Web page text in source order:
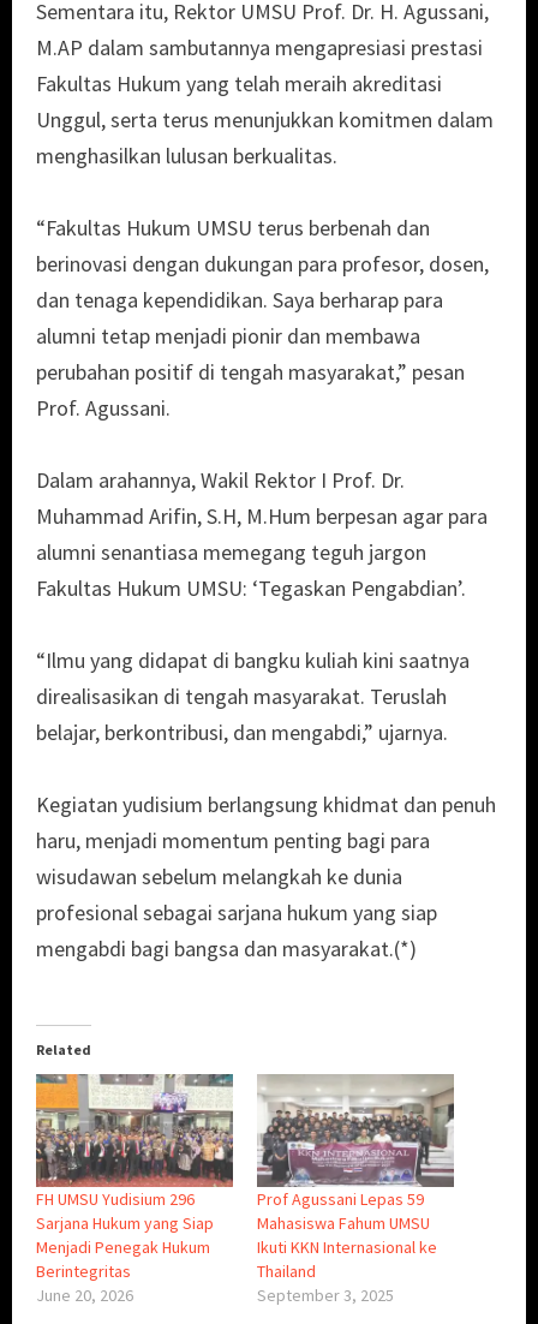
Sementara itu, Rektor UMSU Prof. Dr. H. Agussani,
M.AP dalam sambutannya mengapresiasi prestasi
Fakultas Hukum yang telah meraih akreditasi
Unggul, serta terus menunjukkan komitmen dalam
menghasilkan lulusan berkualitas.
“Fakultas Hukum UMSU terus berbenah dan
berinovasi dengan dukungan para profesor, dosen,
dan tenaga kependidikan. Saya berharap para
alumni tetap menjadi pionir dan membawa
perubahan positif di tengah masyarakat,” pesan
Prof. Agussani.
Dalam arahannya, Wakil Rektor I Prof. Dr.
Muhammad Arifin, S.H, M.Hum berpesan agar para
alumni senantiasa memegang teguh jargon
Fakultas Hukum UMSU: ‘Tegaskan Pengabdian’.
“Ilmu yang didapat di bangku kuliah kini saatnya
direalisasikan di tengah masyarakat. Teruslah
belajar, berkontribusi, dan mengabdi,” ujarnya.
Kegiatan yudisium berlangsung khidmat dan penuh
haru, menjadi momentum penting bagi para
wisudawan sebelum melangkah ke dunia
profesional sebagai sarjana hukum yang siap
mengabdi bagi bangsa dan masyarakat.(*)
Related
FH UMSU Yudisium 296
Sarjana Hukum yang Siap
Menjadi Penegak Hukum
Berintegritas
June 20, 2026
Prof Agussani Lepas 59
Mahasiswa Fahum UMSU
Ikuti KKN Internasional ke
Thailand
September 3, 2025